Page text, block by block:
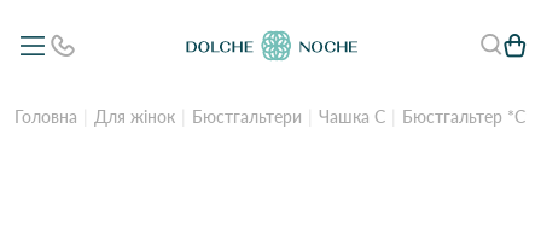
Головна Для жінок Бюстгальтери Чашка C Бюстгальтер